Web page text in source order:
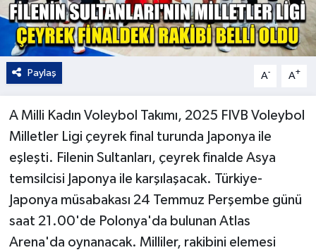
Paylaş A- A+
A Milli Kadın Voleybol Takımı, 2025 FIVB Voleybol
Milletler Ligi çeyrek final turunda Japonya ile
eşleşti. Filenin Sultanları, çeyrek finalde Asya
temsilcisi Japonya ile karşılaşacak. Türkiye-
Japonya müsabakası 24 Temmuz Perşembe günü
saat 21.00'de Polonya'da bulunan Atlas
Arena'da oynanacak. Milliler, rakibini elemesi